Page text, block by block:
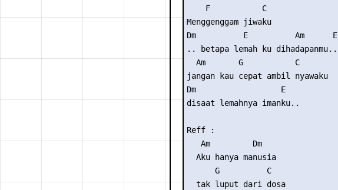
    F           C
Menggenggam jiwaku
Dm          E          Am      E
.. betapa lemah ku dihadapanmu..
  Am       G           C
jangan kau cepat ambil nyawaku
Dm                  E
disaat lemahnya imanku..
Reff :
   Am         Dm
  Aku hanya manusia
      G          C
  tak luput dari dosa